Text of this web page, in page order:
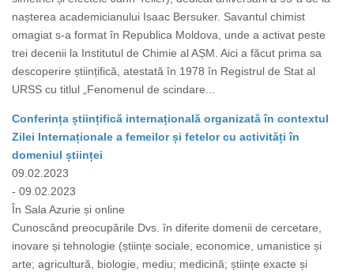
nașterea academicianului Isaac Bersuker. Savantul chimist
omagiat s-a format în Republica Moldova, unde a activat peste
trei decenii la Institutul de Chimie al AȘM. Aici a făcut prima sa
descoperire științifică, atestată în 1978 în Registrul de Stat al
URSS cu titlul „Fenomenul de scindare...
Conferința științifică internațională organizată în contextul
Zilei Internaționale a femeilor și fetelor cu activități în
domeniul științei
09.02.2023
- 09.02.2023
În Sala Azurie și online
Cunoscând preocupările Dvs. în diferite domenii de cercetare,
inovare și tehnologie (științe sociale, economice, umanistice și
arte; agricultură, biologie, mediu; medicină; științe exacte și